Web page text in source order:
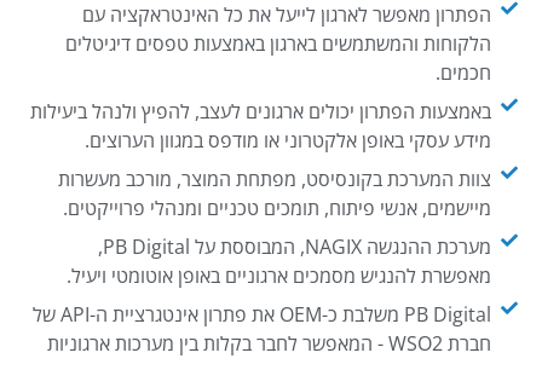
הפתרון מאפשר לארגון לייעל את כל האינטראקציה עם
הלקוחות והמשתמשים בארגון באמצעות טפסים דיגיטלים
חכמים.
באמצעות הפתרון יכולים ארגונים לעצב, להפיץ ולנהל ביעילות
מידע עסקי באופן אלקטרוני או מודפס במגוון הערוצים.
צוות המערכת בקונסיסט, מפתחת המוצר, מורכב מעשרות
מיישמים, אנשי פיתוח, תומכים טכניים ומנהלי פרוייקטים.
מערכת ההנגשה NAGIX, המבוססת על PB Digital,
מאפשרת להנגיש מסמכים ארגוניים באופן אוטומטי ויעיל.
PB Digital משלבת כ-OEM את פתרון אינטגרציית ה-API של
חברת WSO2 - המאפשר לחבר בקלות בין מערכות ארגוניות